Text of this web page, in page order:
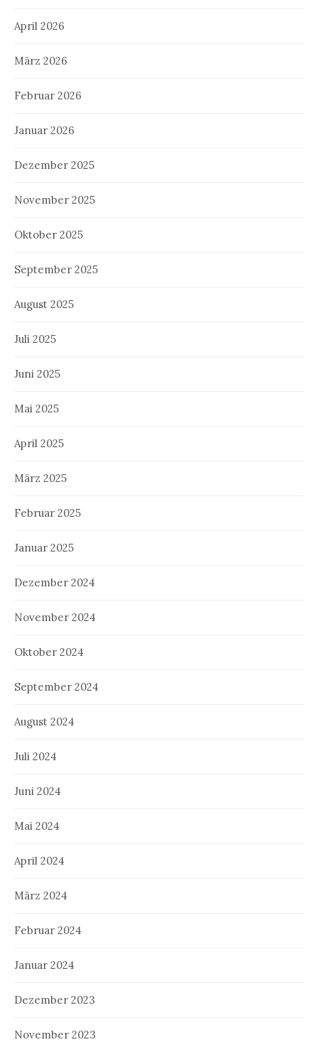
April 2026
März 2026
Februar 2026
Januar 2026
Dezember 2025
November 2025
Oktober 2025
September 2025
August 2025
Juli 2025
Juni 2025
Mai 2025
April 2025
März 2025
Februar 2025
Januar 2025
Dezember 2024
November 2024
Oktober 2024
September 2024
August 2024
Juli 2024
Juni 2024
Mai 2024
April 2024
März 2024
Februar 2024
Januar 2024
Dezember 2023
November 2023